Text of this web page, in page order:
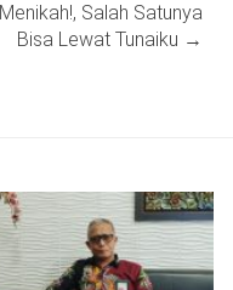
Menikah!, Salah Satunya
Bisa Lewat Tunaiku →